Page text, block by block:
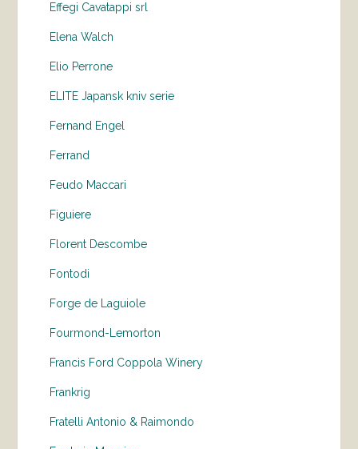
Effegi Cavatappi srl
Elena Walch
Elio Perrone
ELITE Japansk kniv serie
Fernand Engel
Ferrand
Feudo Maccari
Figuiere
Florent Descombe
Fontodi
Forge de Laguiole
Fourmond-Lemorton
Francis Ford Coppola Winery
Frankrig
Fratelli Antonio & Raimondo